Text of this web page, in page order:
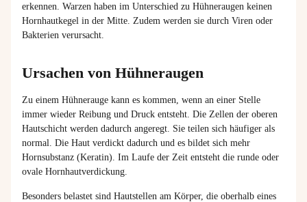
erkennen. Warzen haben im Unterschied zu Hühneraugen keinen
Hornhautkegel in der Mitte. Zudem werden sie durch Viren oder
Bakterien verursacht.
Ursachen von Hühneraugen
Zu einem Hühnerauge kann es kommen, wenn an einer Stelle
immer wieder Reibung und Druck entsteht. Die Zellen der oberen
Hautschicht werden dadurch angeregt. Sie teilen sich häufiger als
normal. Die Haut verdickt dadurch und es bildet sich mehr
Hornsubstanz (Keratin). Im Laufe der Zeit entsteht die runde oder
ovale Hornhautverdickung.
Besonders belastet sind Hautstellen am Körper, die oberhalb eines